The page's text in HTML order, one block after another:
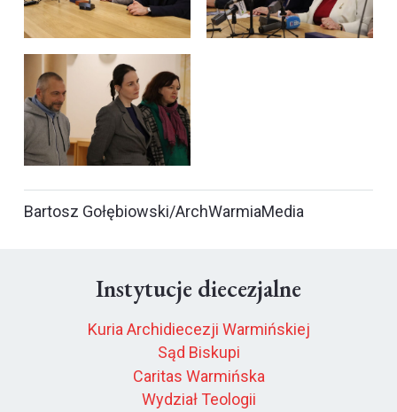
Bartosz Gołębiowski/ArchWarmiaMedia
Instytucje diecezjalne
Kuria Archidiecezji Warmińskiej
Sąd Biskupi
Caritas Warmińska
Wydział Teologii